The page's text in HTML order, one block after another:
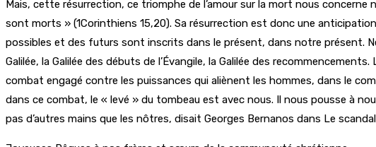
Mais, cette résurrection, ce triomphe de l’amour sur la mort nous concerne
sont morts » (1Corinthiens 15,20). Sa résurrection est donc une
possibles et des futurs sont inscrits dans le présent, dans notre présent.
Galilée, la Galilée des débuts de l’Évangile, la Galilée des
combat engagé contre les puissances qui aliènent les hommes, dans le
dans ce combat, le « levé » du tombeau est avec nous. Il nous pousse à
pas d’autres mains que les nôtres, disait Georges Bernanos dans Le